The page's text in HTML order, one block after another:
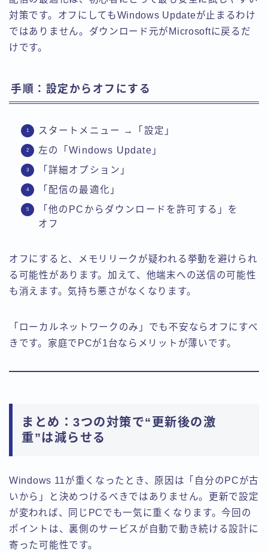
対策です。オフにしてもWindows Updateが止まるわけ
ではありません。ダウンロード元がMicrosoftに戻るだ
けです。
手順：設定からオフにする
スタートメニュー →「設定」
左の「Windows Update」
「詳細オプション」
「配信の最適化」
「他のPCからダウンロードを許可する」を
オフ
オフにすると、メモリリークが疑われる挙動を避けられ
る可能性があります。加えて、他端末への送信の可能性
も消えます。気持ち悪さがなくなります。
「ローカルネットワークのみ」でも不安ならオフにすべ
きです。家庭でPCが1台ならメリットが薄いです。
まとめ：3つの対策で“更新後の激
重”は減らせる
Windows 11が重くなったとき、原因は「自分のPCが古
いから」と決めつけるべきではありません。更新で設定
が変われば、同じPCでも一気に重くなります。今回の
ポイントは、裏側のサービスが自動で動き続ける設計に
寄った可能性です。